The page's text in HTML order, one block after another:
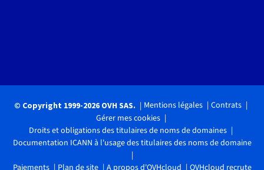
© Copyright 1999-2026 OVH SAS. Mentions légales
Contrats
Gérer mes cookies
Droits et obligations des titulaires de noms de domaines
Documentation ICANN à l'usage des titulaires des noms de domaine
Paiements Plan de site A propos d'OVHcloud OVHcloud recrute